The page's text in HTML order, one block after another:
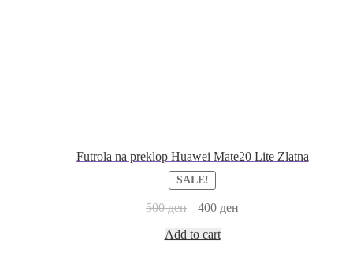
Futrola na preklop Huawei Mate20 Lite Zlatna
SALE!
500ден 400 ден
Add to cart